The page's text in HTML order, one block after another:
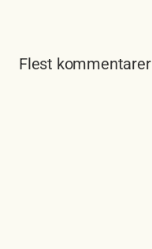
Flest kommentarer